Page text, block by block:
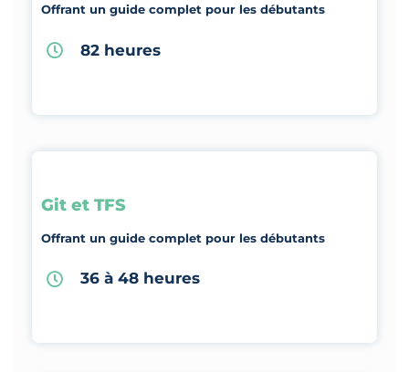
Offrant un guide complet pour les débutants
82 heures
Git et TFS
Offrant un guide complet pour les débutants
36 à 48 heures